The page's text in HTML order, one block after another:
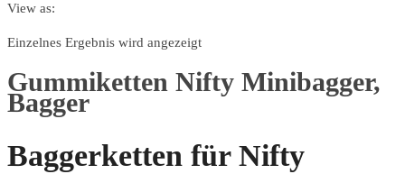
View as:
Einzelnes Ergebnis wird angezeigt
Gummiketten Nifty Minibagger,
Bagger
Baggerketten für Nifty